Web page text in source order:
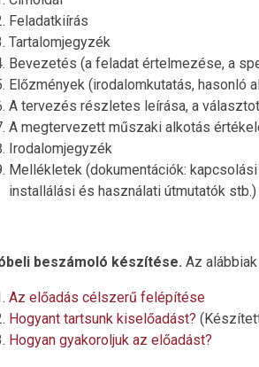
Feladatkiírás
Tartalomjegyzék
Bevezetés (a feladat értelmezése, a
Előzmények (irodalomkutatás, hasonló
A tervezés részletes leírása, a
A megtervezett műszaki alkotás
Irodalomjegyzék
Mellékletek (dokumentációk:
installálási és használati útmutatók stb.)
beszámoló készítése. Az
Az előadás célszerű felépítése
Hogyant tartsunk kiselőadást?
Hogyan gyakoroljuk az előadást?